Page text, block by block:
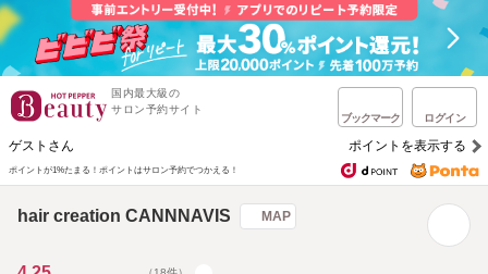
国内最大級の
サロン予約サイト
ブックマーク ログイン
ゲストさん ポイントを表示する
ポイントが1%たまる！ ポイントはサロン予約でつかえる！
hair creation CANNNAVIS MAP